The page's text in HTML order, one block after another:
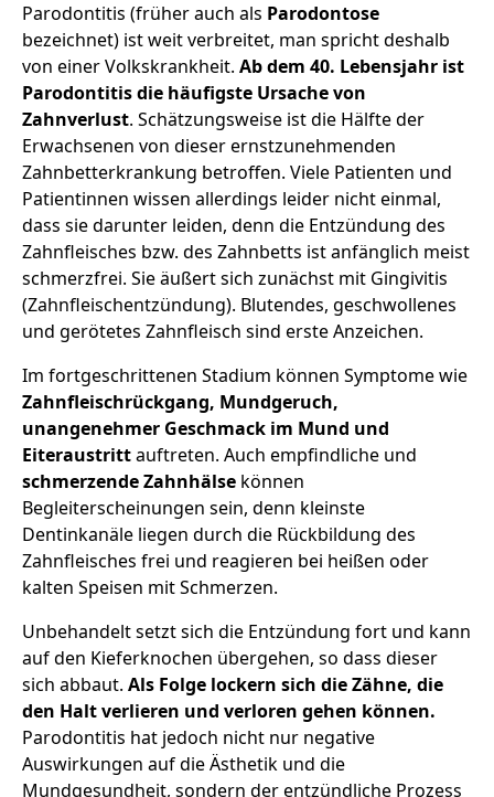
Parodontitis (früher auch als Parodontose
bezeichnet) ist weit verbreitet, man spricht deshalb
von einer Volkskrankheit. Ab dem 40. Lebensjahr ist
Parodontitis die häufigste Ursache von
Zahnverlust. Schätzungsweise ist die Hälfte der
Erwachsenen von dieser ernstzunehmenden
Zahnbetterkrankung betroffen. Viele Patienten und
Patientinnen wissen allerdings leider nicht einmal,
dass sie darunter leiden, denn die Entzündung des
Zahnfleisches bzw. des Zahnbetts ist anfänglich meist
schmerzfrei. Sie äußert sich zunächst mit Gingivitis
(Zahnfleischentzündung). Blutendes, geschwollenes
und gerötetes Zahnfleisch sind erste Anzeichen.
Im fortgeschrittenen Stadium können Symptome wie
Zahnfleischrückgang, Mundgeruch,
unangenehmer Geschmack im Mund und
Eiteraustrittauftreten. Auch empfindliche und
schmerzende Zahnhälse können
Begleiterscheinungen sein, denn kleinste
Dentinkanäle liegen durch die Rückbildung des
Zahnfleisches frei und reagieren bei heißen oder
kalten Speisen mit Schmerzen.
Unbehandelt setzt sich die Entzündung fort und kann
auf den Kieferknochen übergehen, so dass dieser
sich abbaut. Als Folge lockern sich die Zähne, die
den Halt verlieren und verloren gehen können.
Parodontitis hat jedoch nicht nur negative
Auswirkungen auf die Ästhetik und die
Mundgesundheit, sondern der entzündliche Prozess